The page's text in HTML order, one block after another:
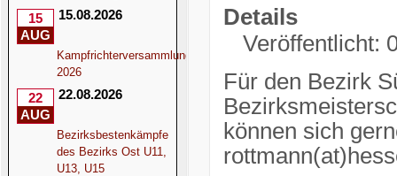
15
AUG
15.08.2026
Kampfrichterversammlung
2026
22
AUG
22.08.2026
Bezirksbestenkämpfe
des Bezirks Ost U11,
U13, U15
Details
Veröffentlicht:
Für den Bezirk
können sich